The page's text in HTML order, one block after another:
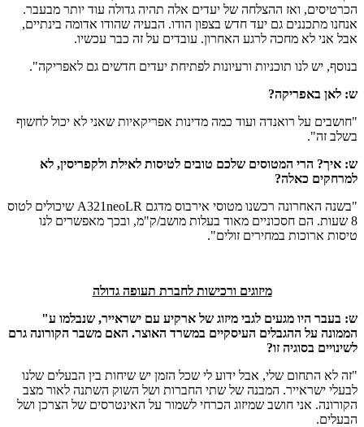
הכרטיסים, ואז ההצלחה של יעדים אלה תהיה גדולה עוד יותר מבעבר.
אנחנו מתכננים גם יעד חדש בצפון הודו. הבעיה שהודו אדומה בינתיים,
אבל אני לא מחכה לרגע האחרון. עובדים על זה כבר עכשיו.
בנוסף, יש לנו תוכניות ורעיונות לפתיחת יעדים חדשים גם לאפריקה".
ש: לאן באפריקה?
"חושבים על רואנדה ועוד כמה מדינות אפריקאיות שאני לא יכול לחשוף
בשלב זה".
ש: איך? הרי המטוסים שלכם טובים לטיסות לאילת ולקפריסין, לא
למרחקים כאלה?
"בשנה האחרונה רכשנו מטוסי אירבוס מדגם A321neoLR שיכולים לטוס
8 שעות. הם חסכוניים מאוד בעלות מושב/ק"מ, ובכך מאפשרים לנו
טיסות ארוכות במחירים זולים".
מיזוגים ורכישות לחברת תעופה גדולה
ש: בעבר היו מגעים לגבי מיזוג של ארקיע עם ישראייר, שנבלמו ע"
הממונה על ההגבלים העיסקיים במשרד האוצר. האם משבר הקורונה גרם
לשינויים בסוגיה זו?
"זה לא התחום שלי, אבל ידוע לי שכל הזמן יש שיחות בין הבעלים שלנו
לבעלי ישראייר. המבנה של שתי החברות ושל השוק השתנה לאור מצב
הקורונה. אני חושב שמיזוג הכרחי לשמור על האינטרסים של הצרכן ושל
הבעלים.